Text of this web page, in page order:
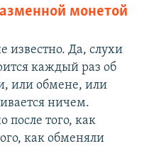
монетой
известно. Да, слухи
каждый раз об
или обмене, или
ничем.
после того, как
как обменяли